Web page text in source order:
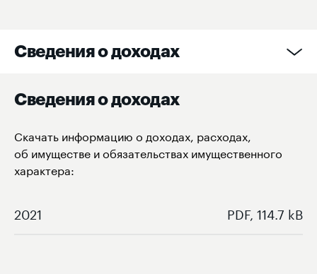
Сведения о доходах
Сведения о доходах
Скачать информацию о доходах, расходах,
об имуществе и обязательствах имущественного
характера:
2021 PDF, 114.7 kB